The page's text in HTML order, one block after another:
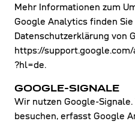
Mehr Informationen zum
Google Analytics finden
Datenschutzerklärung von
https://
?hl=de.
GOOGLE-SIGNALE
Wir nutzen Google-
besuchen, erfasst Google